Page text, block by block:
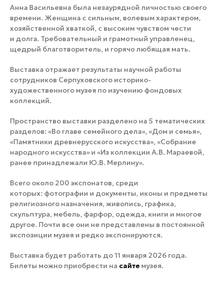
Анна Васильевна была незаурядной личностью своего
времени. Женщина с сильным, волевым характером,
хозяйственной хваткой, с высоким чувством чести
и долга. Требовательный и грамотный управленец,
щедрый благотворитель, и горячо любящая мать.
Выставка отражает результаты научной работы
сотрудников Серпуховского историко-
художественного музея по изучению фондовых
коллекций.
Пространство выставки разделено на 5 тематических
разделов: «Во главе семейного дела», «Дом и семья»,
«Памятники древнерусского искусства», «Собрание
народного искусства» и «Из коллекции А.В. Мараевой,
ранее принадлежали Ю.В. Мерлину».
Всего около 200 экспонатов, среди
которых: фотографии и документы, иконы и предметы
религиозного назначения, живопись, графика,
скульптура, мебель, фарфор, одежда, книги и многое
другое. Почти все они не представлены в постоянной
экспозиции музея и редко экспонируются.
Выставка будет работать до 11 января 2026 года.
Билеты можно приобрести на сайте музея.